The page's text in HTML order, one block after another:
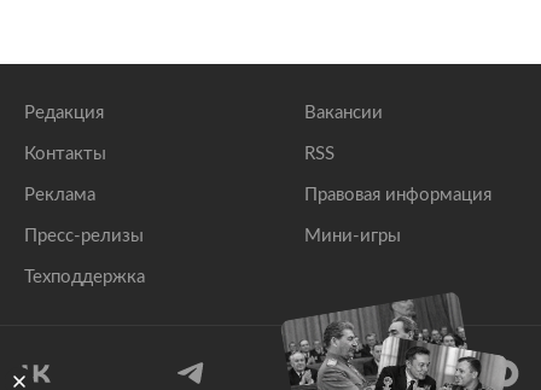
Редакция
Контакты
Реклама
Пресс-релизы
Техподдержка
Вакансии
RSS
Правовая информация
Мини-игры